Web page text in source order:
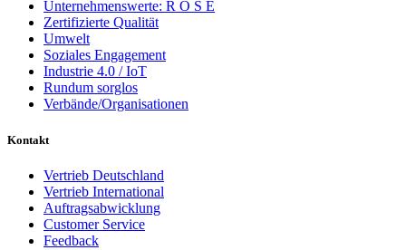
Unternehmenswerte: R O S E
Zertifizierte Qualität
Umwelt
Soziales Engagement
Industrie 4.0 / IoT
Rundum sorglos
Verbände/Organisationen
Kontakt
Vertrieb Deutschland
Vertrieb International
Auftragsabwicklung
Customer Service
Feedback